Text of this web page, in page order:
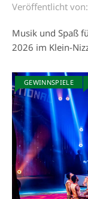
Veröffentlicht von:
Musik und Spaß
2026 im Klein-
GEWINNSPIELE